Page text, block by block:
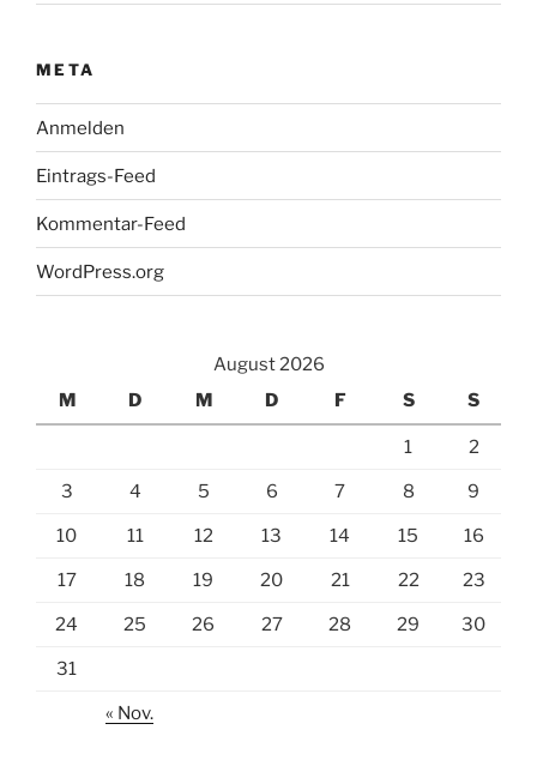
META
Anmelden
Eintrags-Feed
Kommentar-Feed
WordPress.org
August 2026
M
D M D F S S
1 2
3 4 5 6 7 8 9
10 11 12 13 14 15 16
17 18 19 20 21 22 23
24 25 26 27 28 29 30
31
« Nov.